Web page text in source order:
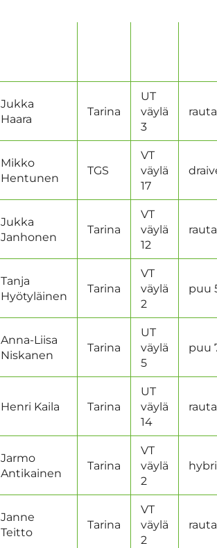
Jukka
Haara
Tarina
UT
väylä
3
Mikko
Hentunen
TGS
VT
väylä
17
Jukka
Janhonen
Tarina
VT
väylä
12
Tanja
Hyötyläinen
Tarina
VT
väylä
2
puu
Anna-Liisa
Niskanen
Tarina
UT
väylä
5
puu
Henri Kaila Tarina
UT
väylä
14
Jarmo
Antikainen
Tarina
VT
väylä
2
Janne
Teitto
Tarina
VT
väylä
2